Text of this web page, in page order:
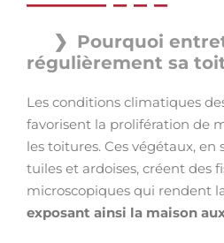
Pourquoi
régulièrement sa
Les conditions climatiques
favorisent la prolifération de
les toitures. Ces végétaux, en
tuiles et ardoises, créent des
microscopiques qui rendent
exposant ainsi la maison